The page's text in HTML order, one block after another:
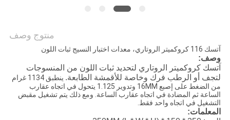
منتوج وصف
آتسك 116 كروكميتر الروتاري، معدات اختبار النسيج ثبات اللون
وصف:
آتسك كروكميتر الروتاري لتحديد ثبات اللون من المنسوجات
لتجف أو الرطب فرك وخاصة للأقمشة الطابعة.
ينطبق 1134 غرام
من الضغط على إصبع 16MM وتدوير 1.125 يتحول في اتجاه عقارب
الساعة ثم المضادة في اتجاه عقارب الساعة. ومع ذلك يتم تشغيل مقبض
التشغيل في اتجاه واحد فقط.
المعلمات: